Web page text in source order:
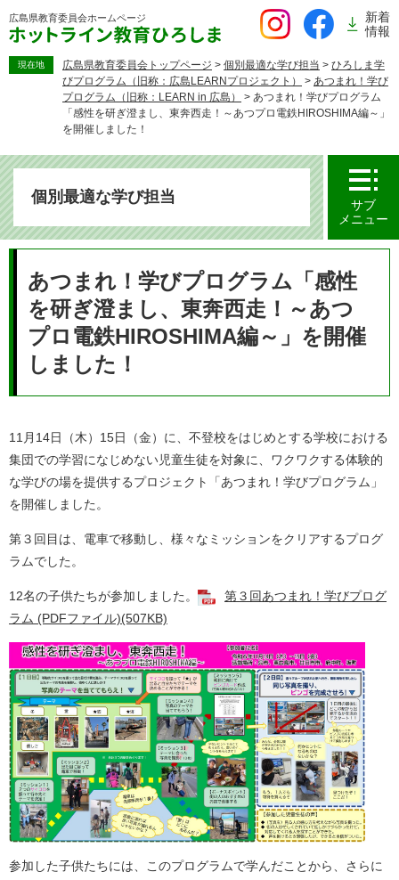
ー
広島県教育委員会ホームページ
新着
情報
現在地 広島県教育委員会トップページ > 個別最適な学び担当 > ひろしま学
びプログラム（旧称：広島LEARNプロジェクト）
> あつまれ！学び
プログラム（旧称：LEARN in 広島）
> あつまれ！学びプログラム
「感性を研ぎ澄まし、東奔西走！～あつプロ電鉄HIROSHIMA編～」
を開催しました！
個別最適な学び担当
サブ
メニュー
あつまれ！学びプログラム「感性
を研ぎ澄まし、東奔西走！～あつ
プロ電鉄HIROSHIMA編～」を開催
しました！
11月14日（木）15日（金）に、不登校をはじめとする学校における
集団での学習になじめない児童生徒を対象に、ワクワクする体験的
な学びの場を提供するプロジェクト「あつまれ！学びプログラム」
を開催しました。
第３回目は、電車で移動し、様々なミッションをクリアするプログ
ラムでした。
12名の子供たちが参加しました。
第３回あつまれ！学びプログ
ラム (PDFファイル)(507KB)
参加した子供たちには、このプログラムで学んだことから、さらに